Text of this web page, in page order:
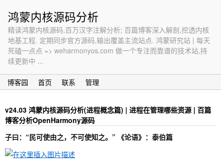
鸿蒙内核源码分析
精读鸿蒙内核源码,百万汉字注解分析; 百篇博客深入解剖,挖透内核
地基工程. 定期同步官方源码,输出覆盖主流站点. 鸿蒙研究站 | 每天
死磕一点点 => weharmonyos.com 做一个专注而靠谱的技术站,持
续更新中 ...
博客园 首页 联系 管理
v24.03 鸿蒙内核源码分析(进程概念篇) | 进程在管理哪些资源 | 百篇
博客分析OpenHarmony源码
子曰：“民可使由之，不可使知之。” 《论语》：泰伯篇